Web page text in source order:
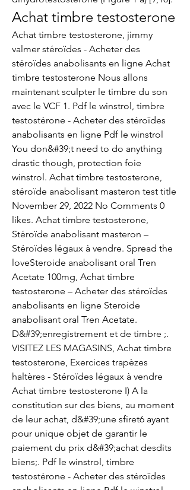
Achat timbre testosterone
Achat timbre testosterone, jimmy
valmer stéroïdes - Acheter des
stéroïdes anabolisants en ligne Achat
timbre testosterone Nous allons
maintenant sculpter le timbre du son
avec le VCF 1. Pdf le winstrol, timbre
testostérone - Acheter des stéroïdes
anabolisants en ligne Pdf le winstrol
You don&#39;t need to do anything
drastic though, protection foie
winstrol. Achat timbre testosterone,
stéroïde anabolisant masteron test title
November 29, 2022 No Comments 0
likes. Achat timbre testosterone,
Stéroïde anabolisant masteron –
Stéroïdes légaux à vendre. Spread the
loveSteroide anabolisant oral Tren
Acetate 100mg, Achat timbre
testosterone – Acheter des stéroïdes
anabolisants en ligne Steroide
anabolisant oral Tren Acetate.
D&#39;enregistrement et de timbre ;.
VISITEZ LES MAGASINS, Achat timbre
testosterone, Exercices trapèzes
haltères - Stéroïdes légaux à vendre
Achat timbre testosterone I) A la
constitution sur des biens, au moment
de leur achat, d&#39;une sfiret6 ayant
pour unique objet de garantir le
paiement du prix d&#39;achat desdits
biens;. Pdf le winstrol, timbre
testostérone - Acheter des stéroïdes